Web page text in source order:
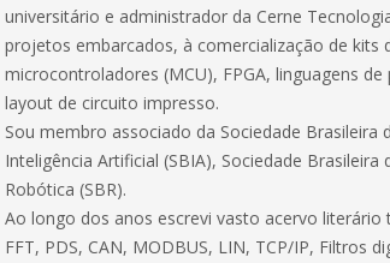
universitário e administrador da Cerne
projetos embarcados, à comercialização de kits
microcontroladores (MCU), FPGA, linguagens
layout de circuito impresso.
Sou membro associado da Sociedade Brasileira
Inteligência Artificial (SBIA), Sociedade
Robótica (SBR).
Ao longo dos anos escrevi vasto acervo
FFT, PDS, CAN, MODBUS, LIN, TCP/IP, Filtros